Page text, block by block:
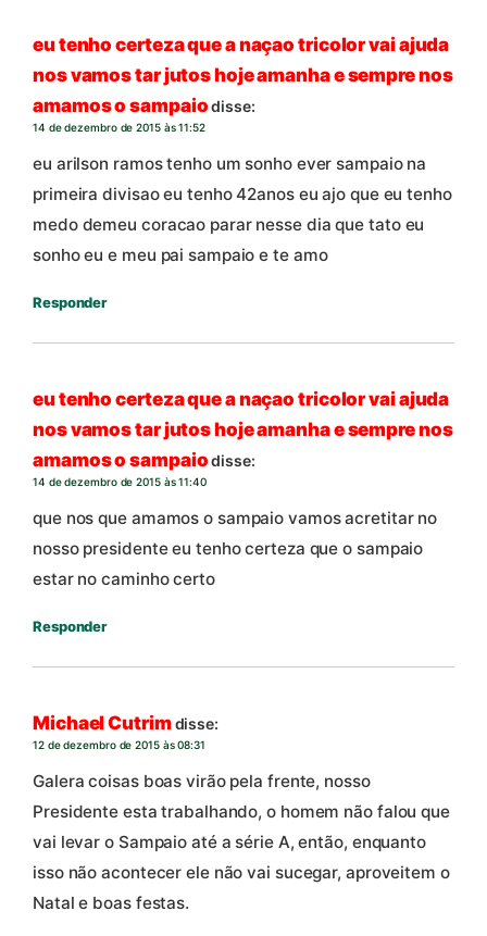
eu tenho certeza que a naçao tricolor vai ajuda
nos vamos tar jutos hoje amanha e sempre nos
amamos o sampaiodisse:
14 de dezembro de 2015 às 11:52
eu arilson ramos tenho um sonho ever sampaio na
primeira divisao eu tenho 42anos eu ajo que eu tenho
medo demeu coracao parar nesse dia que tato eu
sonho eu e meu pai sampaio e te amo
Responder
eu tenho certeza que a naçao tricolor vai ajuda
nos vamos tar jutos hoje amanha e sempre nos
amamos o sampaiodisse:
14 de dezembro de 2015 às 11:40
que nos que amamos o sampaio vamos acretitar no
nosso presidente eu tenho certeza que o sampaio
estar no caminho certo
Responder
Michael Cutrimdisse:
12 de dezembro de 2015 às 08:31
Galera coisas boas virão pela frente, nosso
Presidente esta trabalhando, o homem não falou que
vai levar o Sampaio até a série A, então, enquanto
isso não acontecer ele não vai sucegar, aproveitem o
Natal e boas festas.